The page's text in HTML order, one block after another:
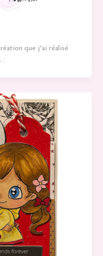
que j’ai réalisé
: